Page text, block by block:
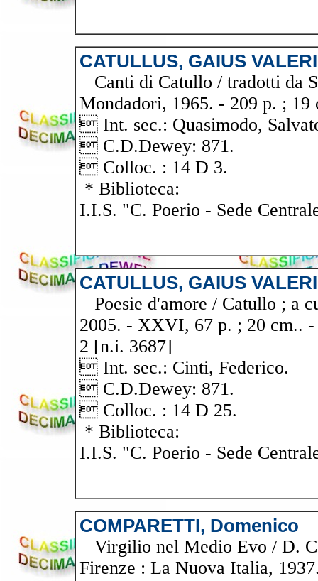
CATULLUS, GAIUS
Canti di Catullo / tradotti da
Mondadori, 1965. - 209 p. ;
 Int. sec.: Quasimodo,
 C.D.Dewey: 871.
 Colloc. : 14 D 3.
* Biblioteca:
I.I.S. "C. Poerio - Sede
CATULLUS, GAIUS
Poesie d'amore / Catullo ; a
2005. - XXVI, 67 p. ; 20 cm.. -
2 [n.i. 3687]
 Int. sec.: Cinti, Federico.
 C.D.Dewey: 871.
 Colloc. : 14 D 25.
* Biblioteca:
I.I.S. "C. Poerio - Sede
COMPARETTI, Domenico
Virgilio nel Medio Evo / D.
Firenze : La Nuova Italia,